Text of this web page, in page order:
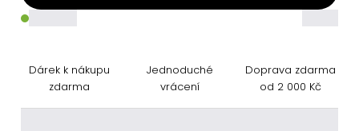
Dárek k nákupu
zdarma
Jednoduché
vrácení
Doprava zdarma
od 2 000 Kč